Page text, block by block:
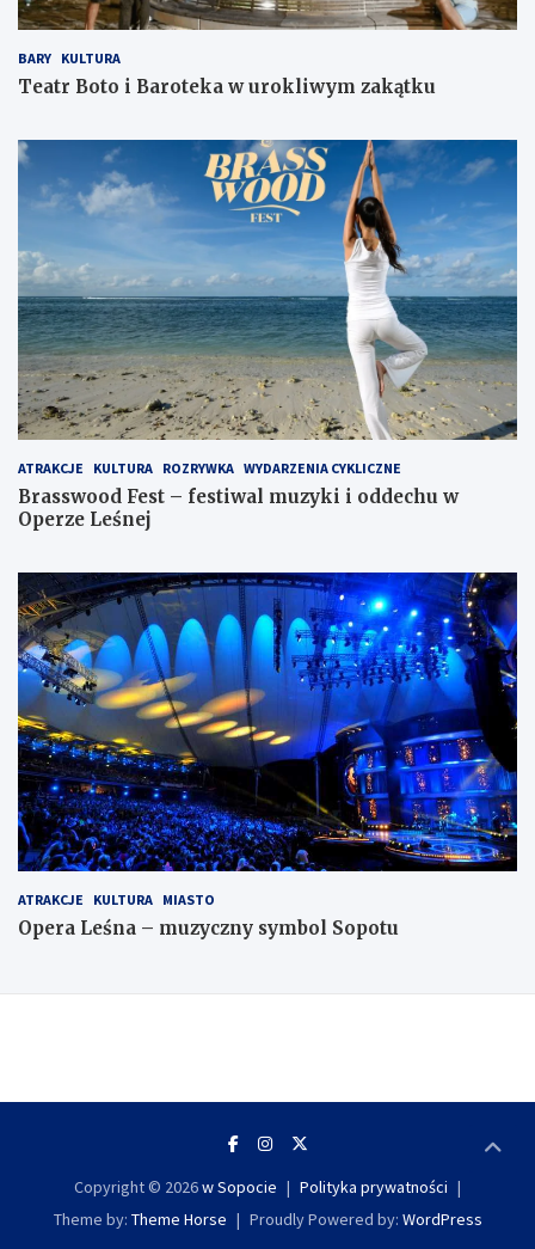
BARY KULTURA
Teatr Boto i Baroteka w urokliwym zakątku
ATRAKCJE KULTURA ROZRYWKA WYDARZENIA CYKLICZNE
Brasswood Fest – festiwal muzyki i oddechu w
Operze Leśnej
ATRAKCJE KULTURA MIASTO
Opera Leśna – muzyczny symbol Sopotu
Copyright © 2026w Sopocie
Polityka prywatności
Theme by: Theme Horse Proudly Powered by: WordPress